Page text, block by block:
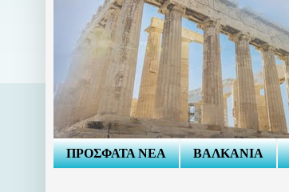
ΠΡΟΣΦΑΤΑ ΝΕΑ ΒΑΛΚΑΝΙΑ